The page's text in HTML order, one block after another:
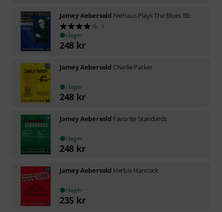
Jamey Aebersold Niehaus Plays The Blues Bb
1
i lager
248 kr
Jamey Aebersold Charlie Parker
i lager
248 kr
Jamey Aebersold Favorite Standards
i lager
248 kr
Jamey Aebersold Herbie Hancock
i lager
235 kr